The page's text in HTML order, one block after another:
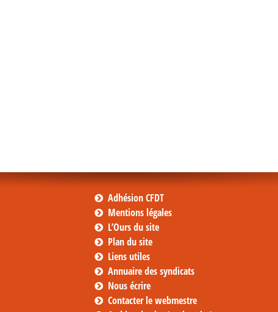
Adhésion CFDT
Mentions légales
L’Ours du site
Plan du site
Liens utiles
Annuaire des syndicats
Nous écrire
Contacter le webmestre